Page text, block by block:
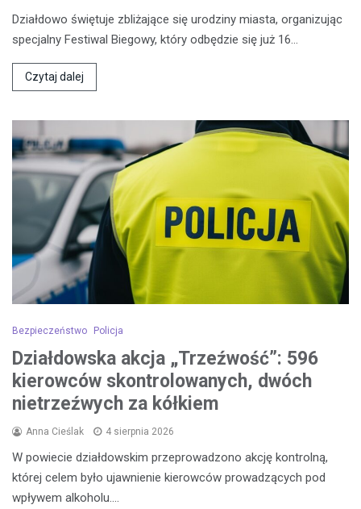
Działdowo świętuje zbliżające się urodziny miasta, organizując
specjalny Festiwal Biegowy, który odbędzie się już 16…
Czytaj dalej
Bezpieczeństwo Policja
Działdowska akcja „Trzeźwość”: 596
kierowców skontrolowanych, dwóch
nietrzeźwych za kółkiem
Anna Cieślak 4 sierpnia 2026
W powiecie działdowskim przeprowadzono akcję kontrolną,
której celem było ujawnienie kierowców prowadzących pod
wpływem alkoholu.…